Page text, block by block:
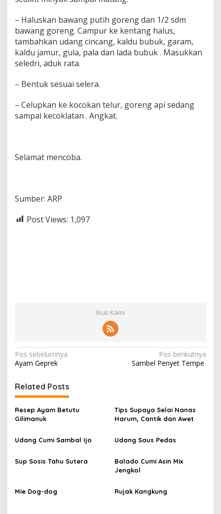
– Haluskan bawang putih goreng dan 1/2 sdm
bawang goreng. Campur ke kentang halus,
tambahkan udang cincang, kaldu bubuk, garam,
kaldu jamur, gula, pala dan lada bubuk . Masukkan
seledri, aduk rata.
– Bentuk sesuai selera.
– Celupkan ke kocokan telur, goreng api sedang
sampai kecoklatan . Angkat.
Selamat mencoba.
Sumber: ARP
Post Views: 1,097
Ikuti Kami
N
a
v
i
g
a
s
p
s
Pos sebelumnya
Ayam Geprek
Pos berikutnya
Sambel Penyet Tempe
Related Posts
Resep Ayam Betutu
Gilimanuk
Tips Supaya Selai Nanas
Harum, Cantik dan Awet
Udang Cumi Sambal Ijo Udang Saus Pedas
Sup Sosis Tahu Sutera
Balado Cumi Asin Mix
Jengkol
Mie Dog-dog Rujak Kangkung